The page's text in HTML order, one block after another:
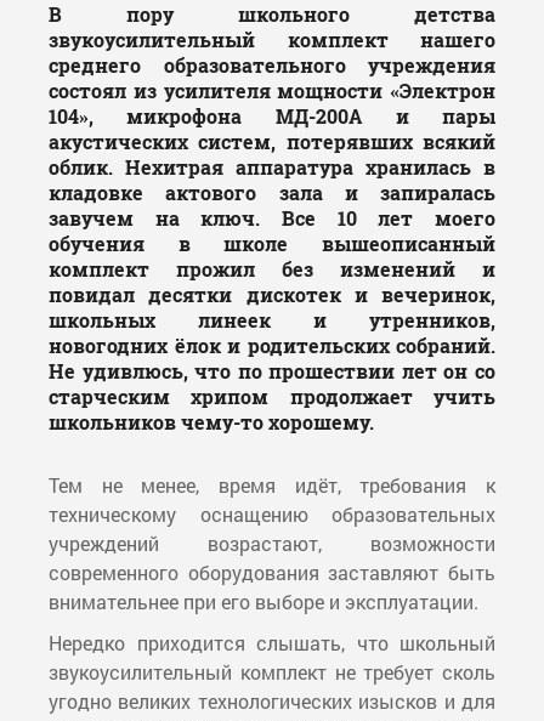
В пору школьного детства
звукоусилительный комплект нашего
среднего образовательного учреждения
состоял из усилителя мощности «Электрон
104», микрофона МД-200А и пары
акустических систем, потерявших всякий
облик. Нехитрая аппаратура хранилась в
кладовке актового зала и запиралась
завучем на ключ. Все 10 лет моего
обучения в школе вышеописанный
комплект прожил без изменений и
повидал десятки дискотек и вечеринок,
школьных линеек и утренников,
новогодних ёлок и родительских собраний.
Не удивлюсь, что по прошествии лет он со
старческим хрипом продолжает учить
школьников чему-то хорошему.
Тем не менее, время идёт, требования к
техническому оснащению образовательных
учреждений возрастают, возможности
современного оборудования заставляют быть
внимательнее при его выборе и эксплуатации.
Нередко приходится слышать, что школьный
звукоусилительный комплект не требует сколь
угодно великих технологических изысков и для